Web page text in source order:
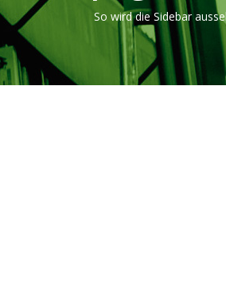
So wird die Sidebar